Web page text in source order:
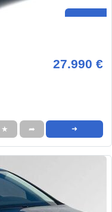
27.990 €
★ ➦ ➜